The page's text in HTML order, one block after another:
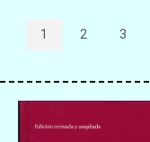
1 2 3